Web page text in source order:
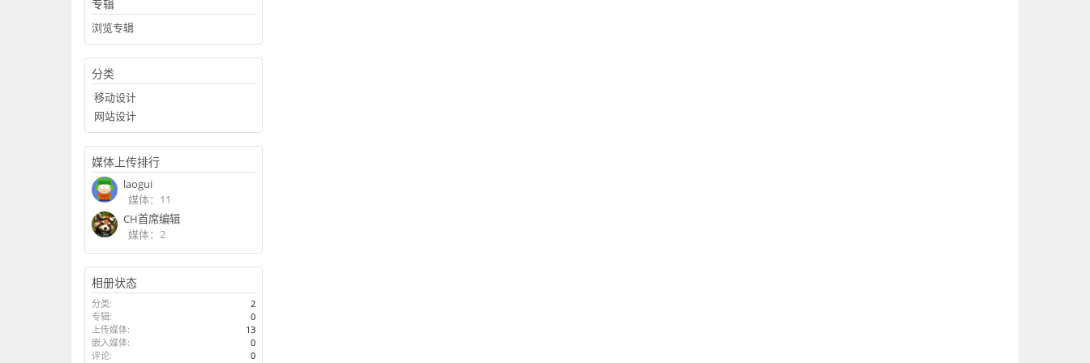
专辑
浏览专辑
分类
移动设计
网站设计
媒体上传排行
laogui
媒体：11
CH首席编辑
媒体：2
相册状态
分类:
2
专辑:
0
上传媒体:
13
嵌入媒体:
0
评论:
0